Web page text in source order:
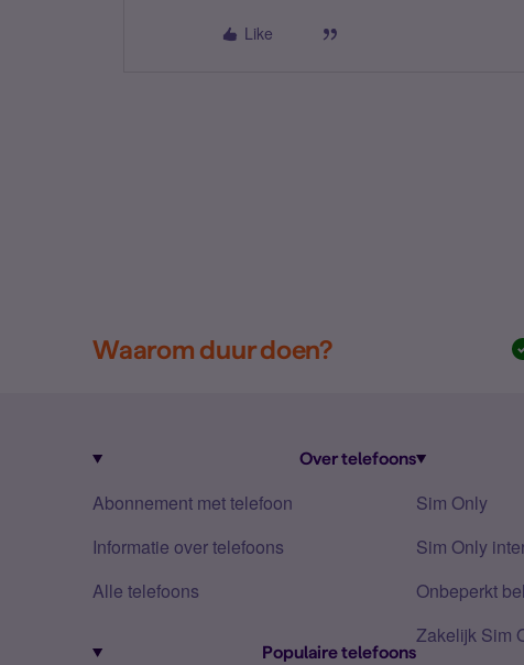
Like
Waarom duur doen?
Over telefoons
Abonnement met telefoon
Informatie over telefoons
Alle telefoons
Populaire telefoons
Sim Only
Sim Only
Onbeperkt
Zakelijk Sim